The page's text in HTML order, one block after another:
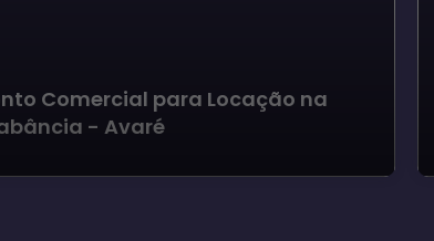
Comercial para Locação na
- Avaré